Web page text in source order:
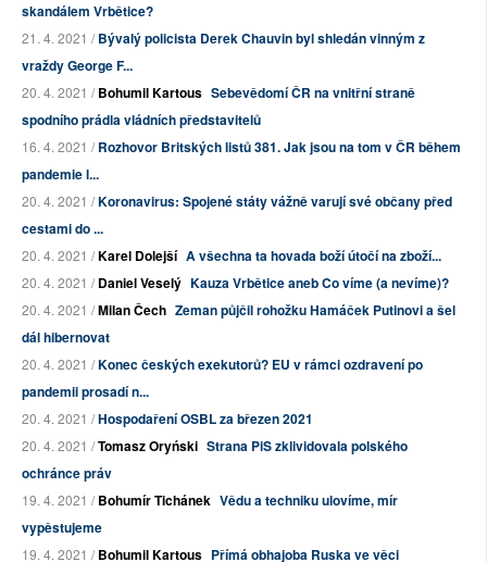
skandálem Vrbětice?
21. 4. 2021 /Bývalý policista Derek Chauvin byl shledán vinným z
vraždy George F...
20. 4. 2021 /Bohumil Kartous Sebevědomí ČR na vnitřní straně
spodního prádla vládních představitelů
16. 4. 2021 /Rozhovor Britských listů 381. Jak jsou na tom v ČR během
pandemie l...
20. 4. 2021 /Koronavirus: Spojené státy vážně varují své občany před
cestami do ...
20. 4. 2021 /Karel Dolejší A všechna ta hovada boží útočí na zboží...
20. 4. 2021 /Daniel Veselý Kauza Vrbětice aneb Co víme (a nevíme)?
20. 4. 2021 /Milan Čech Zeman půjčil rohožku Hamáček Putinovi a šel
dál hibernovat
20. 4. 2021 /Konec českých exekutorů? EU v rámci ozdravení po
pandemii prosadí n...
20. 4. 2021 /Hospodaření OSBL za březen 2021
20. 4. 2021 /Tomasz Oryński Strana PiS zklividovala polského
ochránce práv
19. 4. 2021 /Bohumír Tichánek Vědu a techniku ulovíme, mír
vypěstujeme
19. 4. 2021 /Bohumil Kartous Přímá obhajoba Ruska ve věci